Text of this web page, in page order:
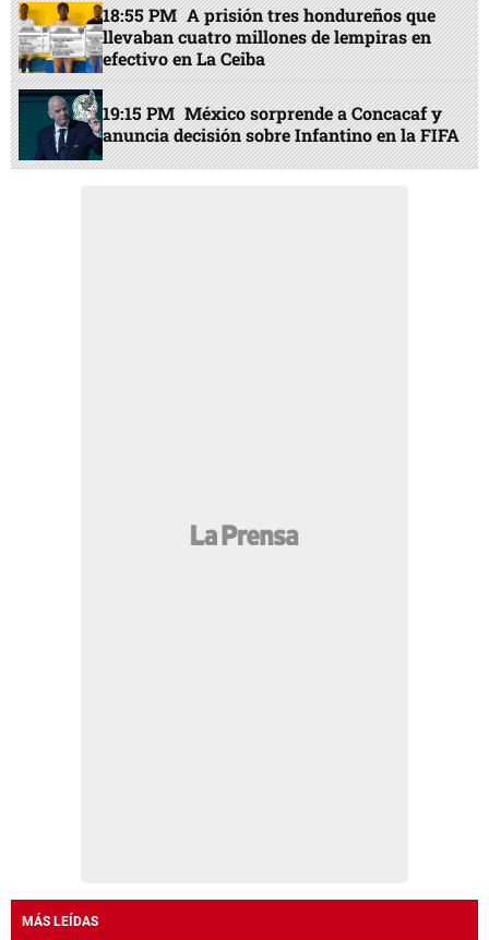
18:55 PM A prisión tres hondureños que
llevaban cuatro millones de lempiras en
efectivo en La Ceiba
19:15 PM México sorprende a Concacaf y
anuncia decisión sobre Infantino en la FIFA
MÁS LEÍDAS